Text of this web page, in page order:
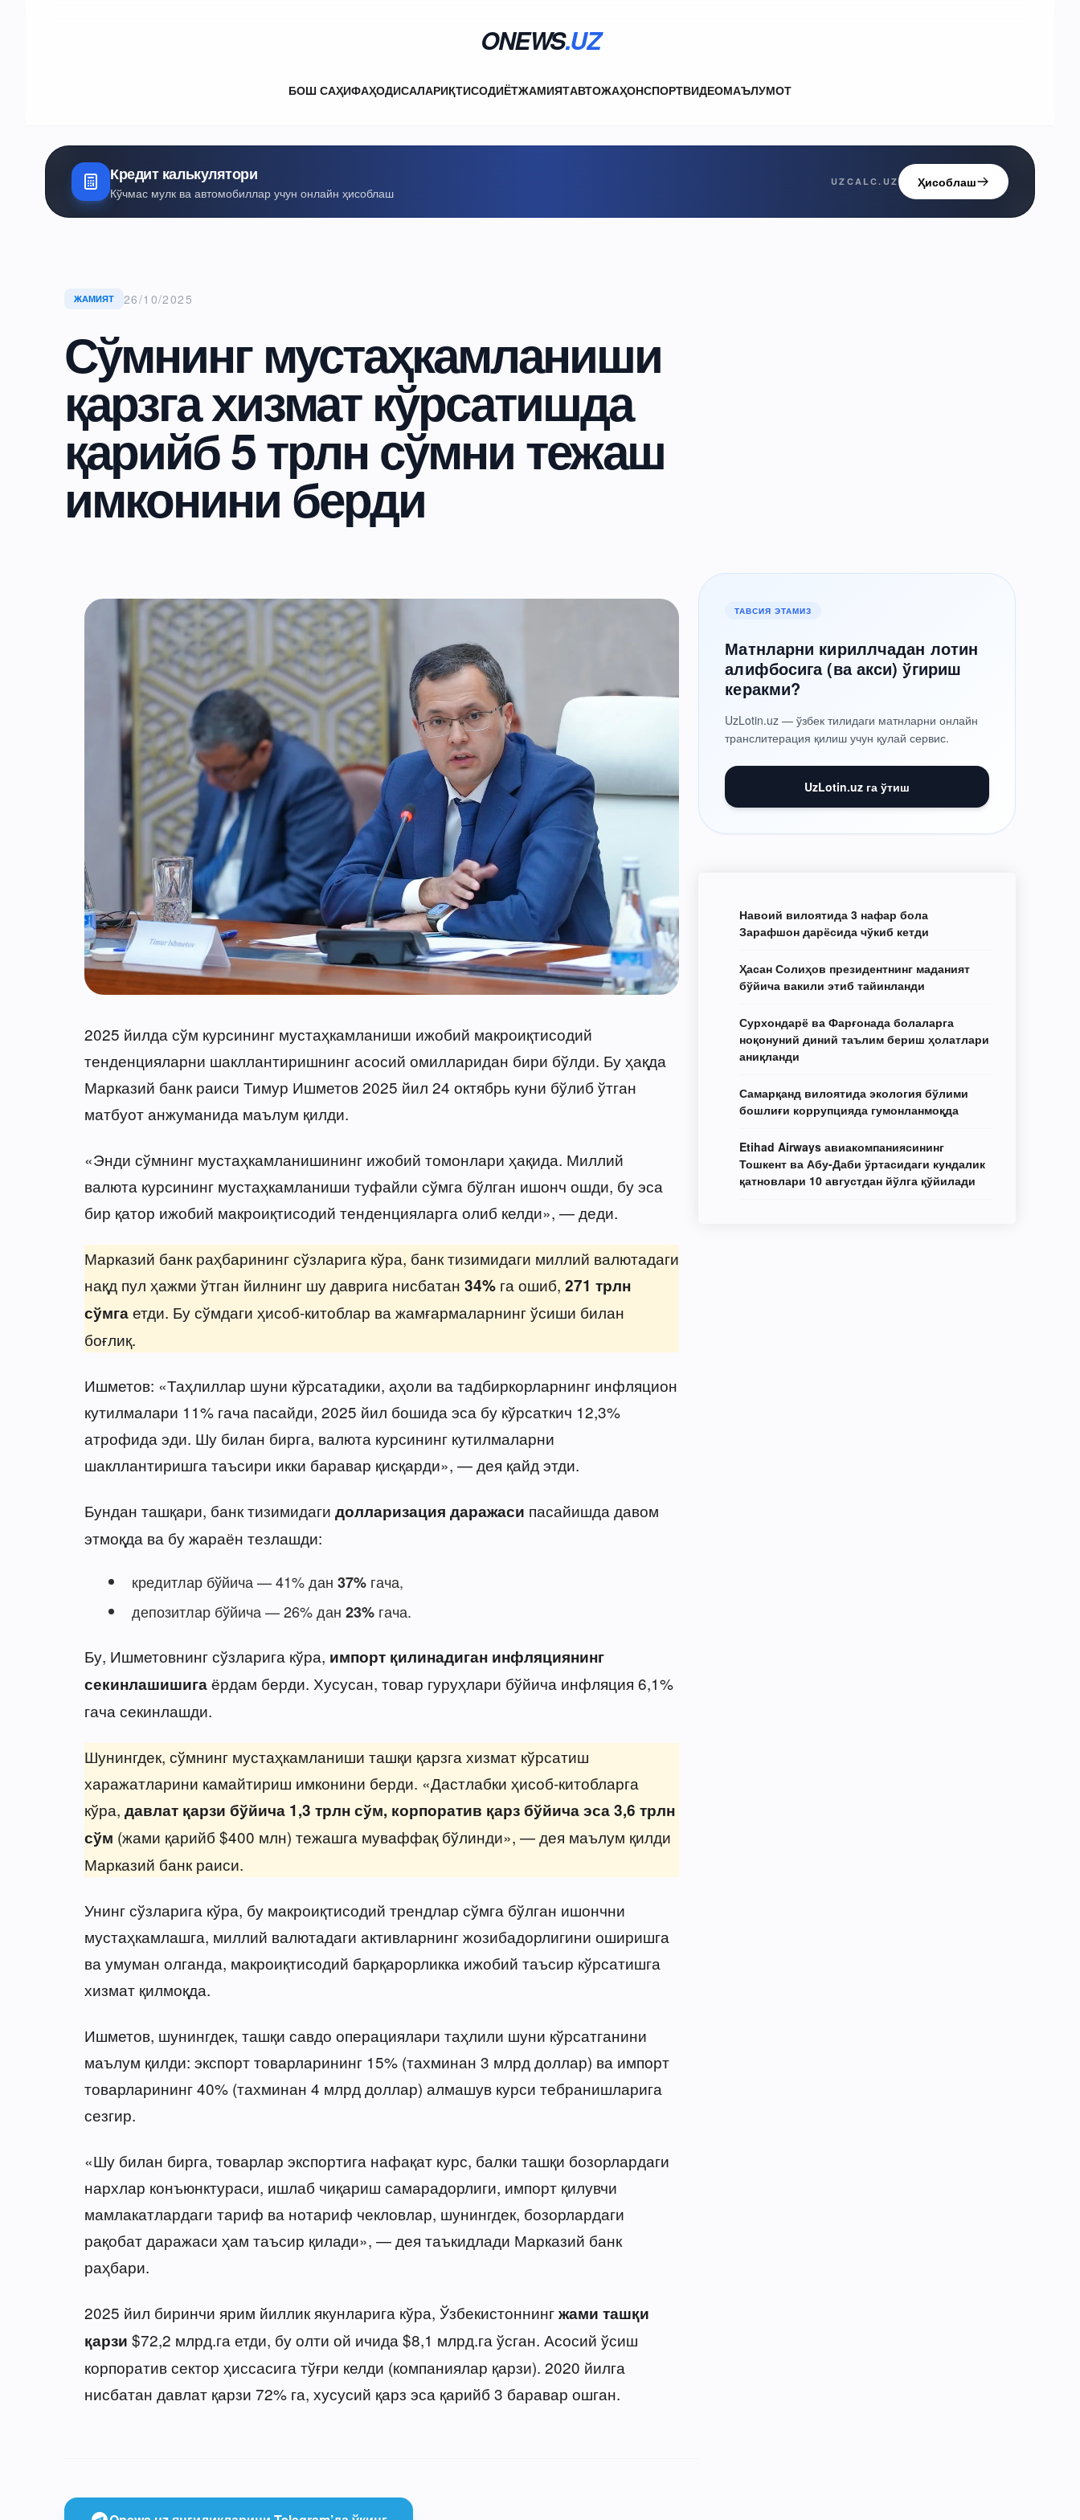
ONEWS.UZ
БОШ САҲИФАҲОДИСАЛАРИҚТИСОДИЁТЖАМИЯТАВТОЖАҲОНСПОРТВИДЕОМАЪЛУМОТ
Кредит калькулятори
Кўчмас мулк ва автомобиллар учун онлайн ҳисоблаш
UZCALC.UZ Ҳисоблаш
ЖАМИЯТ 26/10/2025
Сўмнинг мустаҳкамланиши
қарзга хизмат кўрсатишда
қарийб 5 трлн сўмни тежаш
имконини берди
2025 йилда сўм курсининг мустаҳкамланиши ижобий макроиқтисодий
тенденцияларни шакллантиришнинг асосий омилларидан бири бўлди. Бу ҳақда
Марказий банк раиси Тимур Ишметов 2025 йил 24 октябрь куни бўлиб ўтган
матбуот анжуманида маълум қилди.
«Энди сўмнинг мустаҳкамланишининг ижобий томонлари ҳақида. Миллий
валюта курсининг мустаҳкамланиши туфайли сўмга бўлган ишонч ошди, бу эса
бир қатор ижобий макроиқтисодий тенденцияларга олиб келди», — деди.
Марказий банк раҳбарининг сўзларига кўра, банк тизимидаги миллий валютадаги
нақд пул ҳажми ўтган йилнинг шу даврига нисбатан 34%га ошиб, 271 трлн
сўмгаетди. Бу сўмдаги ҳисоб-китоблар ва жамғармаларнинг ўсиши билан
боғлиқ.
Ишметов: «Таҳлиллар шуни кўрсатадики, аҳоли ва тадбиркорларнинг инфляцион
кутилмалари 11% гача пасайди, 2025 йил бошида эса бу кўрсаткич 12,3%
атрофида эди. Шу билан бирга, валюта курсининг кутилмаларни
шакллантиришга таъсири икки баравар қисқарди», — дея қайд этди.
Бундан ташқари, банк тизимидаги долларизация даражаси пасайишда давом
этмоқда ва бу жараён тезлашди:
кредитлар бўйича — 41% дан 37%гача,
депозитлар бўйича — 26% дан 23%гача.
Бу, Ишметовнинг сўзларига кўра, импорт қилинадиган инфляциянинг
секинлашишигаёрдам берди. Хусусан, товар гуруҳлари бўйича инфляция 6,1%
гача секинлашди.
Шунингдек, сўмнинг мустаҳкамланиши ташқи қарзга хизмат кўрсатиш
харажатларини камайтириш имконини берди. «Дастлабки ҳисоб-китобларга
кўра, давлат қарзи бўйича 1,3 трлн сўм, корпоратив қарз бўйича эса 3,6 трлн
сўм (жами қарийб $400 млн) тежашга муваффақ бўлинди», — дея маълум қилди
Марказий банк раиси.
Унинг сўзларига кўра, бу макроиқтисодий трендлар сўмга бўлган ишончни
мустаҳкамлашга, миллий валютадаги активларнинг жозибадорлигини оширишга
ва умуман олганда, макроиқтисодий барқарорликка ижобий таъсир кўрсатишга
хизмат қилмоқда.
Ишметов, шунингдек, ташқи савдо операциялари таҳлили шуни кўрсатганини
маълум қилди: экспорт товарларининг 15% (тахминан 3 млрд доллар) ва импорт
товарларининг 40% (тахминан 4 млрд доллар) алмашув курси тебранишларига
сезгир.
«Шу билан бирга, товарлар экспортига нафақат курс, балки ташқи бозорлардаги
нархлар конъюнктураси, ишлаб чиқариш самарадорлиги, импорт қилувчи
мамлакатлардаги тариф ва нотариф чекловлар, шунингдек, бозорлардаги
рақобат даражаси ҳам таъсир қилади», — дея таъкидлади Марказий банк
раҳбари.
2025 йил биринчи ярим йиллик якунларига кўра, Ўзбекистоннингжами ташқи
қарзи $72,2 млрд.га етди, бу олти ой ичида $8,1 млрд.га ўсган. Асосий ўсиш
корпоратив сектор ҳиссасига тўғри келди (компаниялар қарзи). 2020 йилга
нисбатан давлат қарзи 72% га, хусусий қарз эса қарийб 3 баравар ошган.
ТАВСИЯ ЭТАМИЗ
Матнларни кириллчадан лотин
алифбосига (ва акси) ўгириш
керакми?
UzLotin.uz — ўзбек тилидаги матнларни онлайн
транслитерация қилиш учун қулай сервис.
UzLotin.uz га ўтиш
Навоий вилоятида 3 нафар бола
Зарафшон дарёсида чўкиб кетди
Ҳасан Солиҳов президентнинг маданият
бўйича вакили этиб тайинланди
Сурхондарё ва Фарғонада болаларга
ноқонуний диний таълим бериш ҳолатлари
аниқланди
Самарқанд вилоятида экология бўлими
бошлиғи коррупцияда гумонланмоқда
Etihad Airways авиакомпаниясининг
Тошкент ва Абу-Даби ўртасидаги кундалик
қатновлари 10 августдан йўлга қўйилади